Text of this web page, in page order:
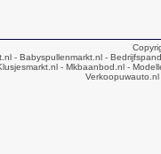
- Babyspullenmarkt.nl -
- Mkbaanbod.nl -
Verkoopuwauto.nl